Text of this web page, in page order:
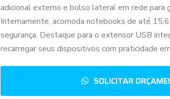
adicional externo e bolso lateral em rede para
Internamente, acomoda notebooks de até
segurança. Destaque para o extensor USB
recarregar seus dispositivos com praticidade
SOLICITAR